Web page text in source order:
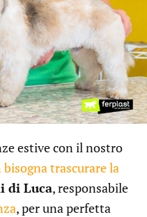
estive con il nostro
bisogna trascurare la
di Luca, responsabile
, per una perfetta